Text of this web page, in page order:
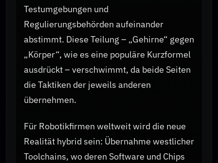
Testumgebungen und
Regulierungsbehörden aufeinander
abstimmt. Diese Teilung – „Gehirne“ gegen
„Körper“, wie es eine populäre Kurzformel
ausdrückt – verschwimmt, da beide Seiten
die Taktiken der jeweils anderen
übernehmen.
Für Robotikfirmen weltweit wird die neue
Realität hybrid sein: Übernahme westlicher
Toolchains, wo deren Software und Chips